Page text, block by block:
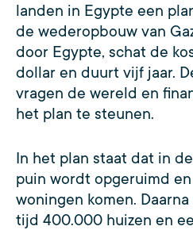
landen in Egypte een
de wederopbouw van
door Egypte, schat de
dollar en duurt vijf jaar.
vragen de wereld en
het plan te steunen.
In het plan staat dat in
puin wordt opgeruimd
woningen komen.
tijd 400.000 huizen en